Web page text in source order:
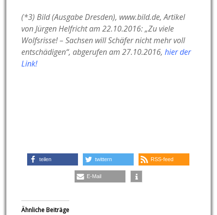
(*3) Bild (Ausgabe Dresden), www.bild.de, Artikel
von Jürgen Helfricht am 22.10.2016: „Zu viele
Wolfsrisse!– Sachsen will Schäfer nicht mehr voll
entschädigen“, abgerufen am 27.10.2016,hier der
Link!
teilen twittern RSS-feed
E-Mail
Ähnliche Beiträge